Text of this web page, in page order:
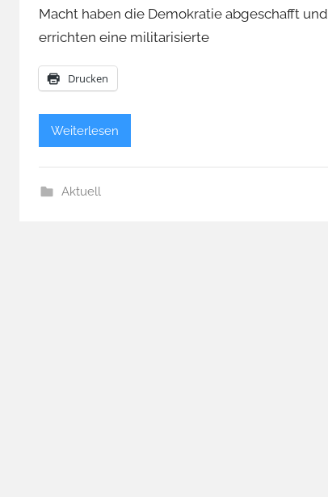
Macht haben die Demokratie abgeschafft und
errichten eine militarisierte
Drucken
Weiterlesen
Aktuell